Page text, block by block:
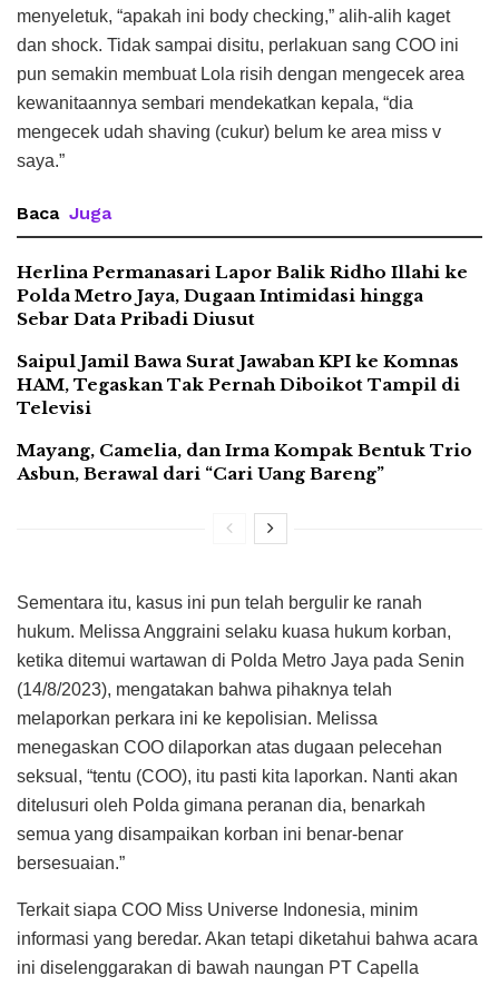
menyeletuk, “apakah ini body checking,” alih-alih kaget
dan shock. Tidak sampai disitu, perlakuan sang COO ini
pun semakin membuat Lola risih dengan mengecek area
kewanitaannya sembari mendekatkan kepala, “dia
mengecek udah shaving (cukur) belum ke area miss v
saya.”
Baca Juga
Herlina Permanasari Lapor Balik Ridho Illahi ke
Polda Metro Jaya, Dugaan Intimidasi hingga
Sebar Data Pribadi Diusut
Saipul Jamil Bawa Surat Jawaban KPI ke Komnas
HAM, Tegaskan Tak Pernah Diboikot Tampil di
Televisi
Mayang, Camelia, dan Irma Kompak Bentuk Trio
Asbun, Berawal dari “Cari Uang Bareng”
Sementara itu, kasus ini pun telah bergulir ke ranah
hukum. Melissa Anggraini selaku kuasa hukum korban,
ketika ditemui wartawan di Polda Metro Jaya pada Senin
(14/8/2023), mengatakan bahwa pihaknya telah
melaporkan perkara ini ke kepolisian. Melissa
menegaskan COO dilaporkan atas dugaan pelecehan
seksual, “tentu (COO), itu pasti kita laporkan. Nanti akan
ditelusuri oleh Polda gimana peranan dia, benarkah
semua yang disampaikan korban ini benar-benar
bersesuaian.”
Terkait siapa COO Miss Universe Indonesia, minim
informasi yang beredar. Akan tetapi diketahui bahwa acara
ini diselenggarakan di bawah naungan PT Capella